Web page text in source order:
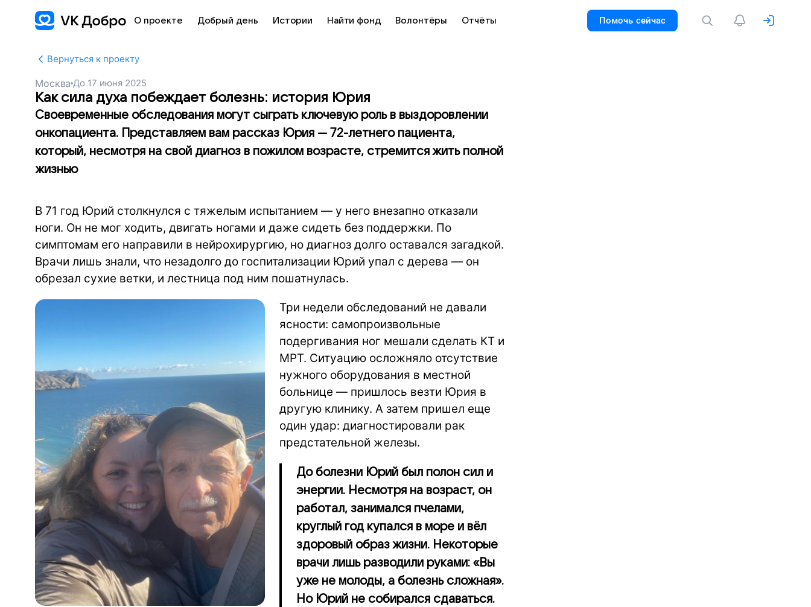
О проекте Добрый день Истории Найти фонд Волонтёры Отчёты Помочь сейчас
Вернуться к проекту
Москва До 17 июня 2025
Как сила духа побеждает болезнь: история Юрия
Своевременные обследования могут сыграть ключевую роль в выздоровлении
онкопациента. Представляем вам рассказ Юрия — 72-летнего пациента,
который, несмотря на свой диагноз в пожилом возрасте, стремится жить полной
жизнью
В 71 год Юрий столкнулся с тяжелым испытанием — у него внезапно отказали
ноги. Он не мог ходить, двигать ногами и даже сидеть без поддержки. По
симптомам его направили в нейрохирургию, но диагноз долго оставался загадкой.
Врачи лишь знали, что незадолго до госпитализации Юрий упал с дерева — он
обрезал сухие ветки, и лестница под ним пошатнулась.
Три недели обследований не давали
ясности: самопроизвольные
подергивания ног мешали сделать КТ и
МРТ. Ситуацию осложняло отсутствие
нужного оборудования в местной
больнице — пришлось везти Юрия в
другую клинику. А затем пришел еще
один удар: диагностировали рак
предстательной железы.
До болезни Юрий был полон сил и
энергии. Несмотря на возраст, он
работал, занимался пчелами,
круглый год купался в море и вёл
здоровый образ жизни. Некоторые
врачи лишь разводили руками: «Вы
уже не молоды, а болезнь сложная».
Но Юрий не собирался сдаваться.